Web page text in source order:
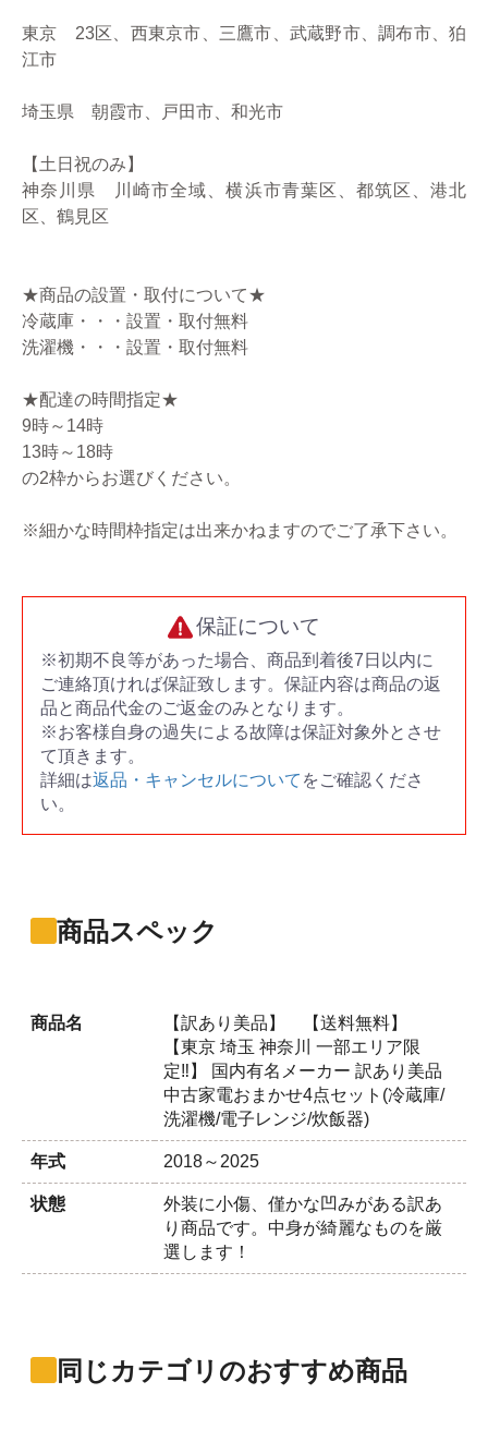
東京 23区、西東京市、三鷹市、武蔵野市、調布市、狛
江市
埼玉県 朝霞市、戸田市、和光市
【土日祝のみ】
神奈川県 川崎市全域、横浜市青葉区、都筑区、港北
区、鶴見区
★商品の設置・取付について★
冷蔵庫・・・設置・取付無料
洗濯機・・・設置・取付無料
★配達の時間指定★
9時～14時
13時～18時
の2枠からお選びください。
※細かな時間枠指定は出来かねますのでご了承下さい。
保証について
※初期不良等があった場合、商品到着後7日以内に
ご連絡頂ければ保証致します。保証内容は商品の返
品と商品代金のご返金のみとなります。
※お客様自身の過失による故障は保証対象外とさせ
て頂きます。
詳細は返品・キャンセルについて をご確認くださ
い。
商品スペック
商品名
【訳あり美品】 【送料無料】
【東京 埼玉 神奈川 一部エリア限
定‼】 国内有名メーカー 訳あり美品
中古家電おまかせ4点セット(冷蔵庫/
洗濯機/電子レンジ/炊飯器)
年式 2018～2025
状態
外装に小傷、僅かな凹みがある訳あ
り商品です。中身が綺麗なものを厳
選します！
同じカテゴリのおすすめ商品